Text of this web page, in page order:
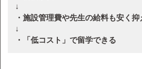
↓
・施設管理費や先生の給料も安く抑
↓
・「低コスト」で留学できる